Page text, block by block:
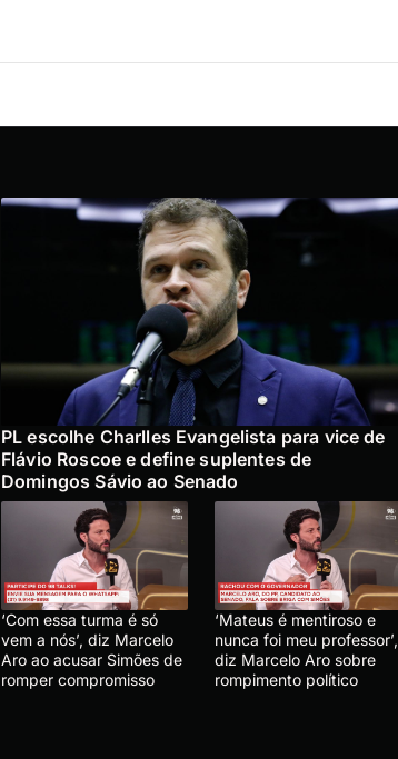
PL escolhe Charlles Evangelista para vice de
Flávio Roscoe e define suplentes de
Domingos Sávio ao Senado
‘Com essa turma é só
vem a nós’, diz Marcelo
Aro ao acusar Simões de
romper compromisso
‘Mateus é mentiroso e
nunca foi meu professor’,
diz Marcelo Aro sobre
rompimento político